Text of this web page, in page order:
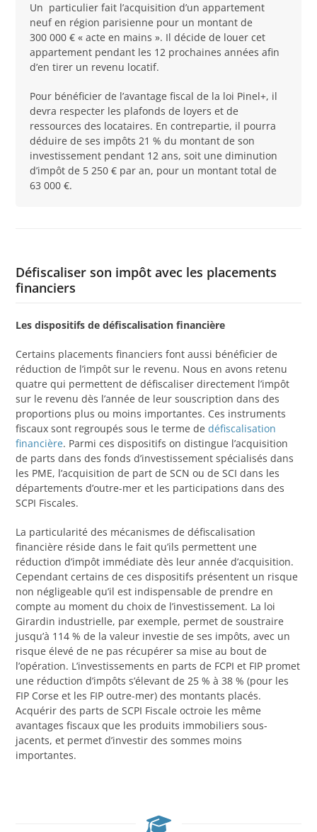
Un particulier fait l’acquisition d’un appartement
neuf en région parisienne pour un montant de
300 000 € « acte en mains ». Il décide de louer cet
appartement pendant les 12 prochaines années afin
d’en tirer un revenu locatif.
Pour bénéficier de l’avantage fiscal de la loi Pinel+, il
devra respecter les plafonds de loyers et de
ressources des locataires. En contrepartie, il pourra
déduire de ses impôts 21 % du montant de son
investissement pendant 12 ans, soit une diminution
d’impôt de 5 250 € par an, pour un montant total de
63 000 €.
Défiscaliser son impôt avec les placements
financiers
Les dispositifs de défiscalisation financière
Certains placements financiers font aussi bénéficier de
réduction de l’impôt sur le revenu. Nous en avons retenu
quatre qui permettent de défiscaliser directement l’impôt
sur le revenu dès l’année de leur souscription dans des
proportions plus ou moins importantes. Ces instruments
fiscaux sont regroupés sous le terme dedéfiscalisation
financière. Parmi ces dispositifs on distingue l’acquisition
de parts dans des fonds d’investissement spécialisés dans
les PME, l’acquisition de part de SCN ou de SCI dans les
départements d’outre-mer et les participations dans des
SCPI Fiscales.
La particularité des mécanismes de défiscalisation
financière réside dans le fait qu’ils permettent une
réduction d’impôt immédiate dès leur année d’acquisition.
Cependant certains de ces dispositifs présentent un risque
non négligeable qu’il est indispensable de prendre en
compte au moment du choix de l’investissement. La loi
Girardin industrielle, par exemple, permet de soustraire
jusqu’à 114 % de la valeur investie de ses impôts, avec un
risque élevé de ne pas récupérer sa mise au bout de
l’opération. L’investissements en parts de FCPI et FIP promet
une réduction d’impôts s’élevant de 25 % à 38 % (pour les
FIP Corse et les FIP outre-mer) des montants placés.
Acquérir des parts de SCPI Fiscale octroie les même
avantages fiscaux que les produits immobiliers sous-
jacents, et permet d’investir des sommes moins
importantes.